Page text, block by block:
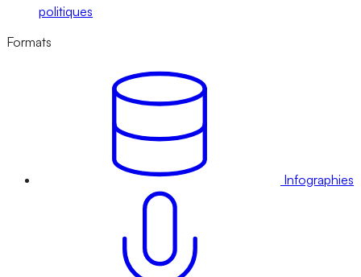
politiques
Formats
Infographies